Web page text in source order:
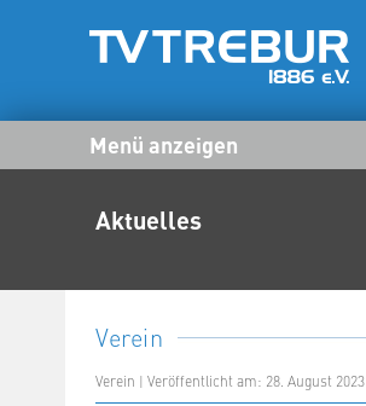
Menü anzeigen
Aktuelles
Verein
Verein | Veröffentlicht am: 28. August 2023